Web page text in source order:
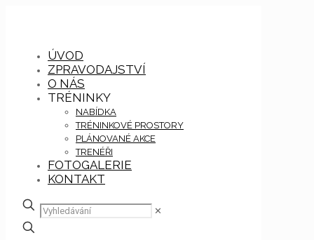
ÚVOD
ZPRAVODAJSTVÍ
O NÁS
TRÉNINKY
NABÍDKA
TRÉNINKOVÉ PROSTORY
PLÁNOVANÉ AKCE
TRENÉŘI
FOTOGALERIE
KONTAKT
✕